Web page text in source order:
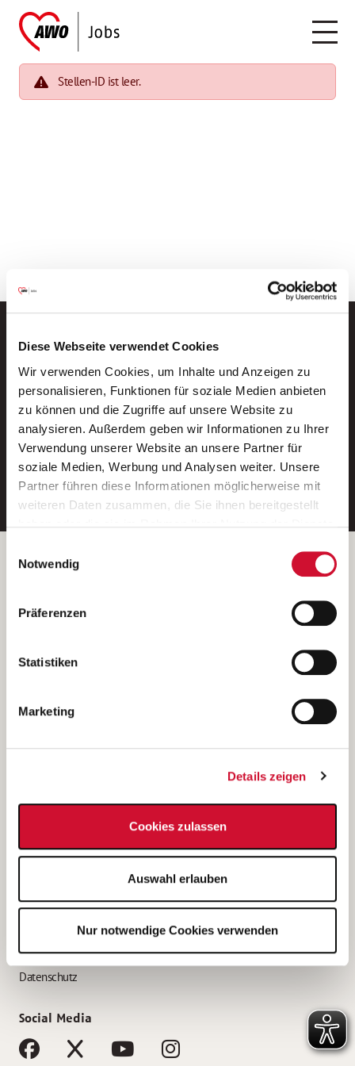
Diese Webseite verwendet Cookies
Wir verwenden Cookies, um Inhalte und Anzeigen zu
personalisieren, Funktionen für soziale Medien anbieten
zu können und die Zugriffe auf unsere Website zu
analysieren. Außerdem geben wir Informationen zu Ihrer
Verwendung unserer Website an unsere Partner für
soziale Medien, Werbung und Analysen weiter. Unsere
Partner führen diese Informationen möglicherweise mit
weiteren Daten zusammen, die Sie ihnen bereitgestellt
Wenn Sie auf „Cookies zulassen“ klicken, so stimmen
Sie der Speicherung sämtlicher Cookies zu. Sie können
Ihre Einwilligung selbstverständlich jederzeit widerrufen,
indem Sie die Cookie-Einstellungen aufrufen und diese
unsererDatenschutzerklärung
Notwendig
Präferenzen
Statistiken
Marketing
Details zeigen
Cookies zulassen
Auswahl erlauben
Nur notwendige Cookies verwenden
Stellen-ID ist leer.
Neue Stellen per E-Mail.
Ein kostenloser Service von AWO
Jobs.
E-Mail-Adresse eintragen
Betreiber der Webseite
Kantstraße 45a
(Ein Tochterunternehmen des AWO Bezirksverbandes Unterfranken
e.V.)
Bewerbung als Altenpflegehelfer*in
Bewerbung als Erzieher*in
AWO Gliederungen nach Bundesland
Impressum
Datenschutz
Social Media